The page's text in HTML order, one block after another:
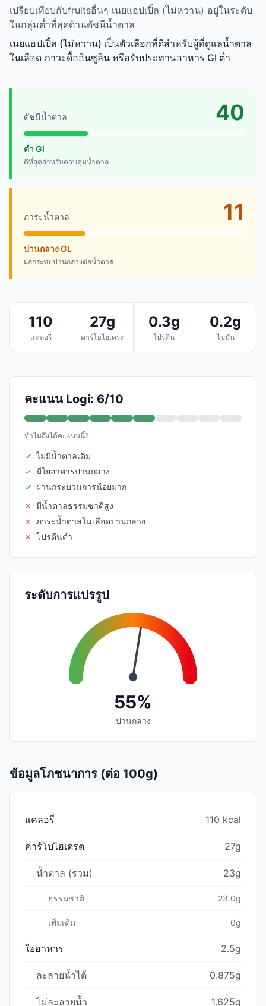
เปรียบเทียบกับfruitsอื่นๆ เนยแอปเปิ้ล (ไม่หวาน) อยู่ในระดับ
ในกลุ่มต่ำที่สุดด้านดัชนีน้ำตาล
เนยแอปเปิ้ล (ไม่หวาน) เป็นตัวเลือกที่ดีสำหรับผู้ที่ดูแลน้ำตาล
ในเลือด ภาวะดื้ออินซูลิน หรือรับประทานอาหาร GI ต่ำ
ดัชนีน้ำตาล 40
ต่ำ GI
ดีที่สุดสำหรับควบคุมน้ำตาล
ภาระน้ำตาล 11
ปานกลาง GL
ผลกระทบปานกลางต่อน้ำตาล
110
แคลอรี่
27g
คาร์โบไฮเดรต
0.3g
โปรตีน
0.2g
ไขมัน
คะแนน Logi: 6/10
ทำไมถึงได้คะแนนนี้?
✓ ไม่มีน้ำตาลเติม
✓ มีใยอาหารปานกลาง
✓ ผ่านกระบวนการน้อยมาก
✗
มีน้ำตาลธรรมชาติสูง
✗ ภาระน้ำตาลในเลือดปานกลาง
✗ โปรตีนต่ำ
ระดับการแปรรูป
55%
ปานกลาง
ข้อมูลโภชนาการ (ต่อ 100g)
แคลอรี่ 110 kcal
คาร์โบไฮเดรต 27g
น้ำตาล (รวม) 23g
ธรรมชาติ 23.0g
เพิ่มเติม 0g
ใยอาหาร 2.5g
ละลายน้ำได้ 0.875g
ไม่ละลายน้ำ 1.625g